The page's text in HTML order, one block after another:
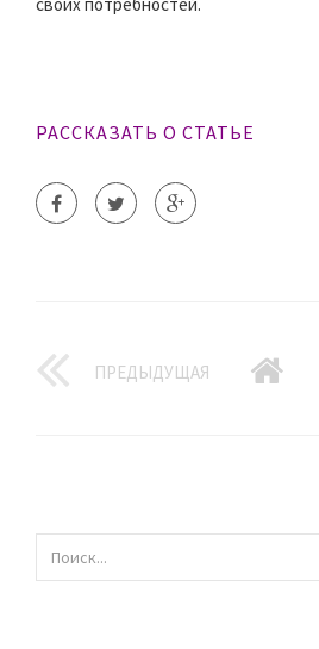
РАССКАЗАТЬ О СТАТЬЕ
ПРЕДЫДУЩАЯ